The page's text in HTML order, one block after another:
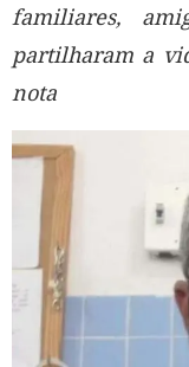
familiares,
partilharam a
nota